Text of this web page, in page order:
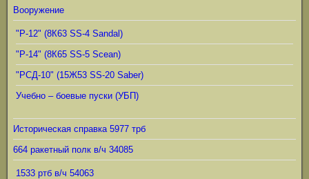
Вооружение
"Р-12" (8К63 SS-4 Sandal)
"Р-14" (8К65 SS-5 Scean)
"РСД-10" (15Ж53 SS-20 Saber)
Учебно – боевые пуски (УБП)
Историческая справка 5977 трб
664 ракетный полк в/ч 34085
1533 ртб в/ч 54063